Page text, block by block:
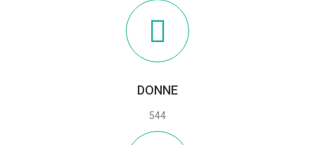
DONNE
544